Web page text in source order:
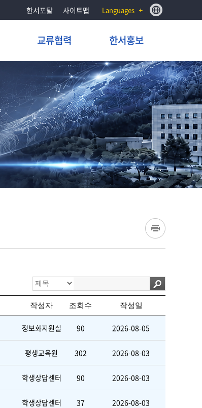
한서포탈 사이트맵 Languages
교류협력 한서홍보
작성자 조회수 작성일
정보화지원실 90 2026-08-05
평생교육원 302 2026-08-03
학생상담센터 90 2026-08-03
학생상담센터 37 2026-08-03